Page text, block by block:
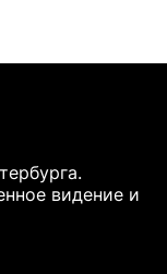
видение и